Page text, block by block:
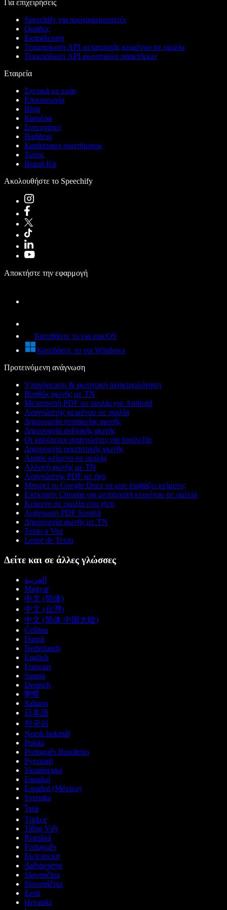
Για επιχειρήσεις
Speechify για προγραμματιστές
Ομάδες
Εκπαίδευση
Τεκμηρίωση API μετατροπής κειμένου σε ομιλία
Τεκμηρίωση API φωνητικών πρακτόρων
Εταιρεία
Σχετικά με εμάς
Επικοινωνία
Blog
Καριέρα
Συνεργάτες
Βοήθεια
Κατάσταση συστήματος
Τύπος
Brand Kit
Ακολουθήστε το Speechify
Αποκτήστε την εφαρμογή
Κατεβάστε το για macOS
Κατεβάστε το για Windows
Προτεινόμενη ανάγνωση
Υπαγόρευση & φωνητική πληκτρολόγηση
Βοηθός φωνής με ΤΝ
Μετατροπή PDF σε ομιλία για Android
Αναγνώστης κειμένου σε ομιλία
Δημιουργία γυναικείας φωνής
Δημιουργία ανδρικής φωνής
Οι καλύτεροι αναγνώστες για δυσλεξία
Δημιουργία ρομποτικής φωνής
Anime κείμενο σε ομιλία
Αλλαγή φωνής με ΤΝ
Αναγνώστης PDF με ήχο
Μπορεί το Google Docs να μου διαβάζει κείμενο;
Επέκταση Chrome για μετατροπή κειμένου σε ομιλία
Κείμενο σε ομιλία στα χίντι
Ανάγνωση PDF δυνατά
Δημιουργία φωνής με ΤΝ
Texto a Voz
Leitor de Texto
Δείτε και σε άλλες γλώσσες
العربية
Magyar
中文 (简体)
中文 (台灣)
中文 (简体 中国大陆)
Čeština
Dansk
Nederlands
English
Français
Suomi
Deutsch
हिन्दी
Italiano
日本語
한국어
Norsk bokmål
Polski
Português Brasileiro
Русский
Українська
Español
Español (México)
Svenska
ไทย
Türkçe
Tiếng Việt
Română
Português
Български
ქართული
Slovenčina
Slovenščina
Eesti
Hrvatski